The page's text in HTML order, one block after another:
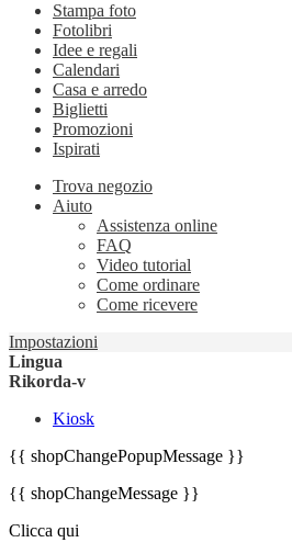
Stampa foto
Fotolibri
Idee e regali
Calendari
Casa e arredo
Biglietti
Promozioni
Ispirati
Trova negozio
Aiuto
Assistenza online
FAQ
Video tutorial
Come ordinare
Come ricevere
Impostazioni
Lingua
Rikorda-v
Kiosk
{{ shopChangePopupMessage }}
{{ shopChangeMessage }}
Clicca qui